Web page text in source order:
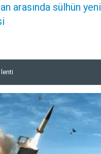
arasında sülhün yeni
lenti